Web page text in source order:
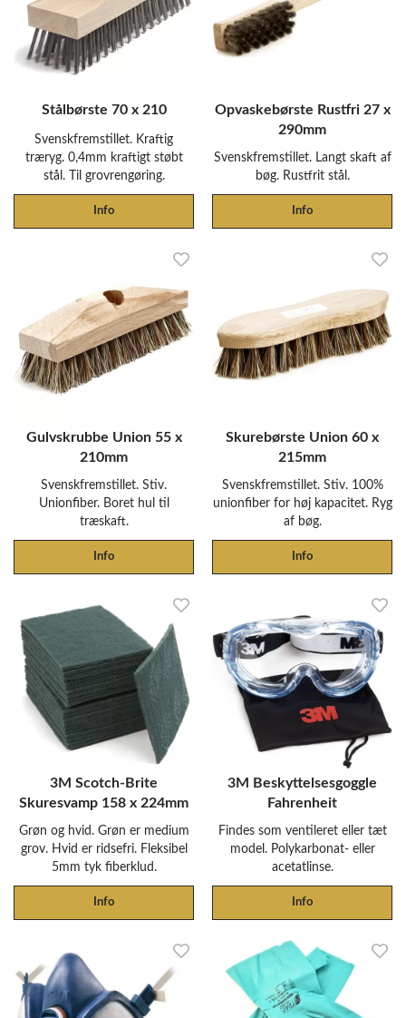
Stålbørste 70 x 210
Svenskfremstillet. Kraftig
træryg. 0,4mm kraftigt støbt
stål. Til grovrengøring.
Info
Opvaskebørste Rustfri 27 x
290mm
Svenskfremstillet. Langt skaft af
bøg. Rustfrit stål.
Info
Gulvskrubbe Union 55 x
210mm
Svenskfremstillet. Stiv.
Unionfiber. Boret hul til
træskaft.
Info
Skurebørste Union 60 x
215mm
Svenskfremstillet. Stiv. 100%
unionfiber for høj kapacitet. Ryg
af bøg.
Info
3M Scotch-Brite
Skuresvamp 158 x 224mm
Grøn og hvid. Grøn er medium
grov. Hvid er ridsefri. Fleksibel
5mm tyk fiberklud.
Info
3M Beskyttelsesgoggle
Fahrenheit
Findes som ventileret eller tæt
model. Polykarbonat- eller
acetatlinse.
Info